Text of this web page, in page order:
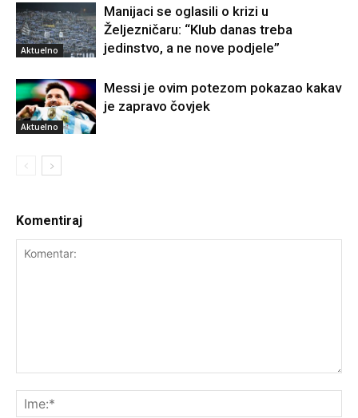
Aktuelno
Manijaci se oglasili o krizi u
Željezničaru: “Klub danas treba
jedinstvo, a ne nove podjele”
Aktuelno
Messi je ovim potezom pokazao kakav
je zapravo čovjek
Komentiraj